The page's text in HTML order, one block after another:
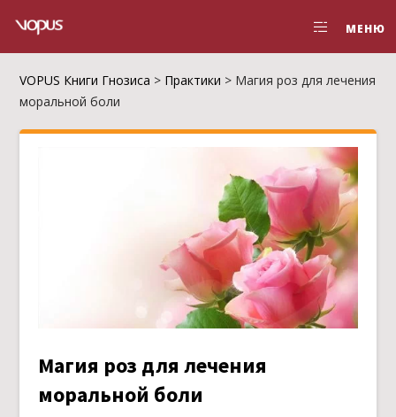
МЕНЮ
VOPUS Книги Гнозиса > Практики > Магия роз для лечения
моральной боли
Магия роз для лечения
моральной боли